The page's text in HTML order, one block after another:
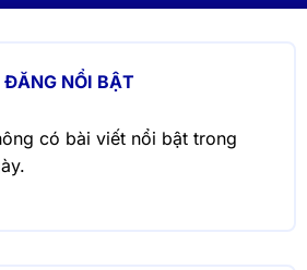
ĐĂNG NỔI BẬT
có bài viết nổi bật trong